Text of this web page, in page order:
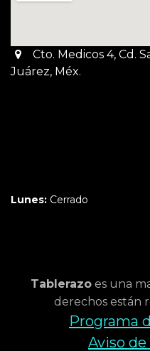
Cto. Medicos 4, Cd.
Juárez, Méx.
Lunes: Cerrado
Tablerazo es una
derechos están
Programa
Aviso